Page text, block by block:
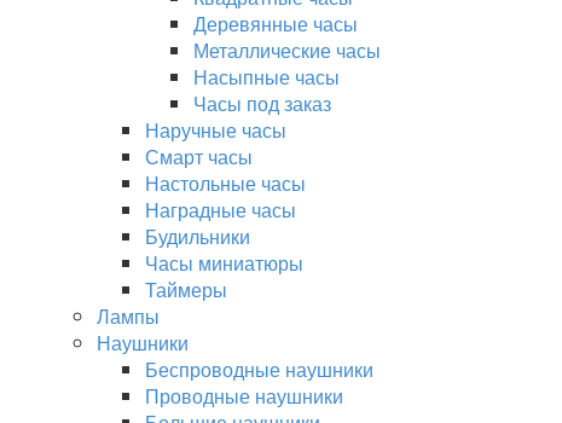
Деревянные часы
Металлические часы
Насыпные часы
Часы под заказ
Наручные часы
Смарт часы
Настольные часы
Наградные часы
Будильники
Часы миниатюры
Таймеры
Лампы
Наушники
Беспроводные наушники
Проводные наушники